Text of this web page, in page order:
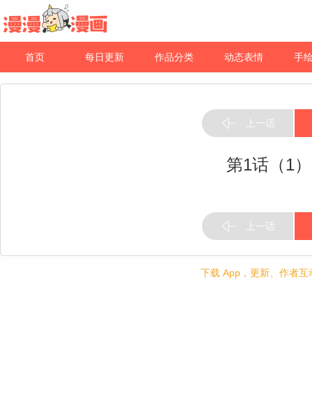
首页 每日更新 作品分类 动态表情 手
上一话
第1话（1
上一话
下载 App，更新、作者